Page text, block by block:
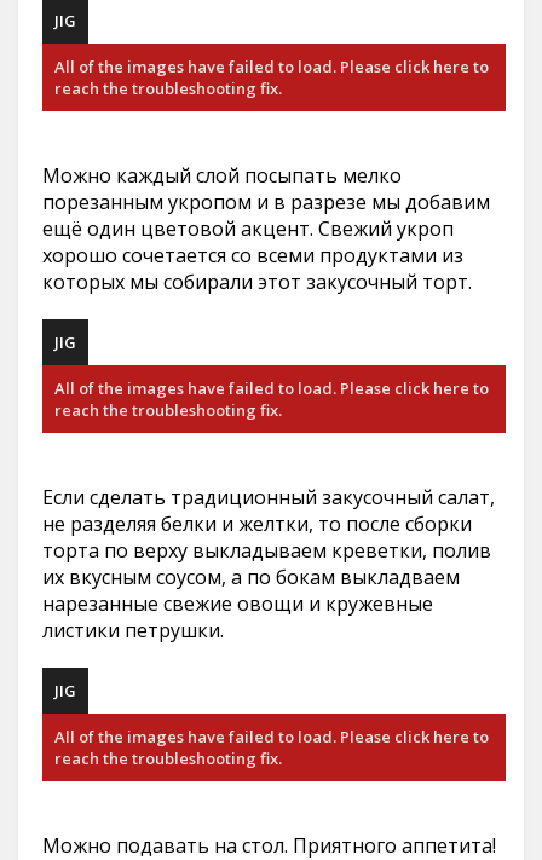
JIG
All of the images have failed to load. Please click here to
reach the troubleshooting fix.
Можно каждый слой посыпать мелко
порезанным укропом и в разрезе мы добавим
ещё один цветовой акцент. Свежий укроп
хорошо сочетается со всеми продуктами из
которых мы собирали этот закусочный торт.
JIG
All of the images have failed to load. Please click here to
reach the troubleshooting fix.
Если сделать традиционный закусочный салат,
не разделяя белки и желтки, то после сборки
торта по верху выкладываем креветки, полив
их вкусным соусом, а по бокам выкладваем
нарезанные свежие овощи и кружевные
листики петрушки.
JIG
All of the images have failed to load. Please click here to
reach the troubleshooting fix.
Можно подавать на стол. Приятного аппетита!